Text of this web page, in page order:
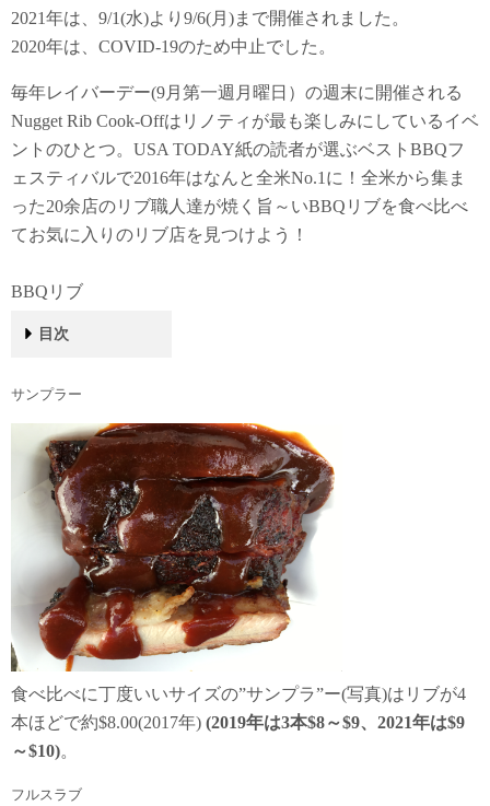
2021年は、9/1(水)より9/6(月)まで開催されました。
2020年は、COVID-19のため中止でした。
毎年レイバーデー(9月第一週月曜日）の週末に開催される
Nugget Rib Cook-Offはリノティが最も楽しみにしているイベ
ントのひとつ。USA TODAY紙の読者が選ぶベストBBQフ
ェスティバルで2016年はなんと全米No.1に！全米から集ま
った20余店のリブ職人達が焼く旨～いBBQリブを食べ比べ
てお気に入りのリブ店を見つけよう！
BBQリブ
目次
サンプラー
フルスラブ
BBQソース
MONTANA Q
リブ・ビレッジ
移動遊園地
サンプラー
食べ比べに丁度いいサイズの”サンプラ”ー(写真)はリブが4
本ほどで約$8.00(2017年) (2019年は3本$8～$9、2021年は$9
～$10)。
フルスラブ